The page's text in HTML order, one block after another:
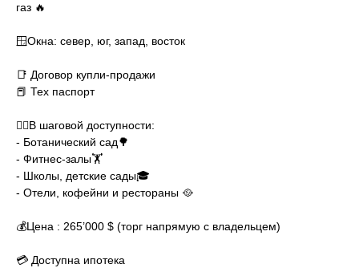
газ 🔥
🪟Окна: север, юг, запад, восток
📑 Договор купли-продажи
📕 Тех паспорт
🚶‍♂️В шаговой доступности:
- Ботанический сад🌳
- Фитнес-залы🏋️
- Школы, детские сады🎓
- Отели, кофейни и рестораны 🥘
💰Цена : 265’000 $ (торг напрямую с владельцем)
💳 Доступна ипотека